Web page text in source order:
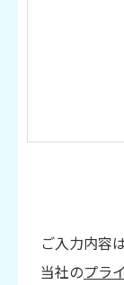
ご入力内容
当社のプラ